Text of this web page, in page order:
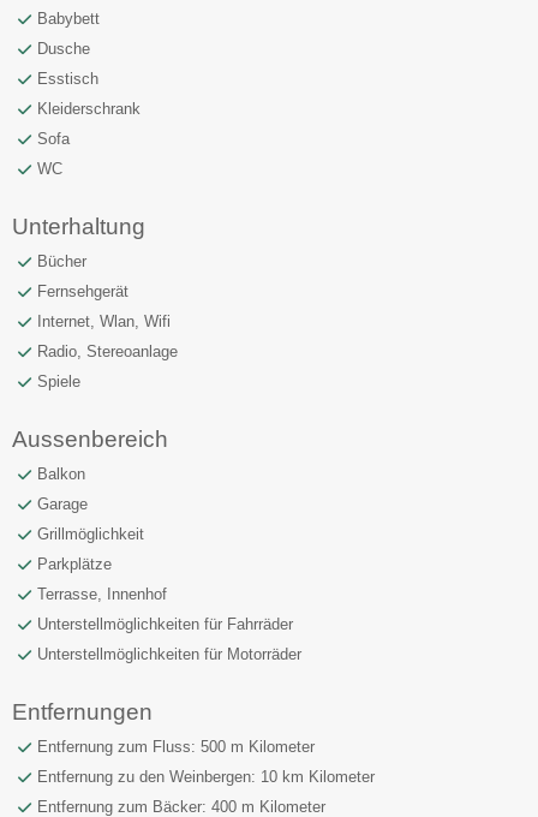
Babybett
Dusche
Esstisch
Kleiderschrank
Sofa
WC
Unterhaltung
Bücher
Fernsehgerät
Internet, Wlan, Wifi
Radio, Stereoanlage
Spiele
Aussenbereich
Balkon
Garage
Grillmöglichkeit
Parkplätze
Terrasse, Innenhof
Unterstellmöglichkeiten für Fahrräder
Unterstellmöglichkeiten für Motorräder
Entfernungen
Entfernung zum Fluss: 500 m Kilometer
Entfernung zu den Weinbergen: 10 km Kilometer
Entfernung zum Bäcker: 400 m Kilometer